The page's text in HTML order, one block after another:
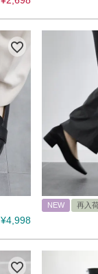
¥4,998
NEW 再入